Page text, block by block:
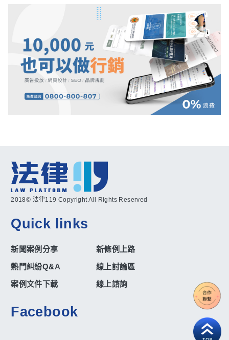
2018© 法律119 Copyright All Rights Reserved
Quick links
新聞案例分享
新條例上路
熱門糾紛Q&A
線上討論區
案例文件下載
線上諮詢
Facebook